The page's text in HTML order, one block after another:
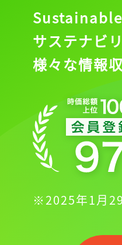
Sustainable
サステナビ
様々な情報
※2025年1月29